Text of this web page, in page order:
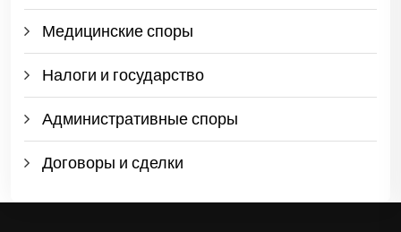
Медицинские споры
Налоги и государство
Административные споры
Договоры и сделки